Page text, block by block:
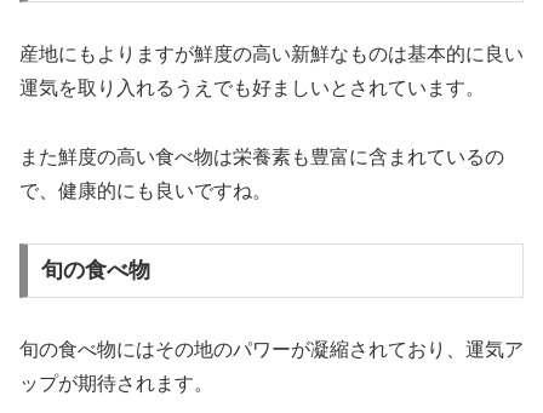
産地にもよりますが鮮度の高い新鮮なものは基本的に良い
運気を取り入れるうえでも好ましいとされています。
また鮮度の高い食べ物は栄養素も豊富に含まれているの
で、健康的にも良いですね。
旬の食べ物
旬の食べ物にはその地のパワーが凝縮されており、運気ア
ップが期待されます。